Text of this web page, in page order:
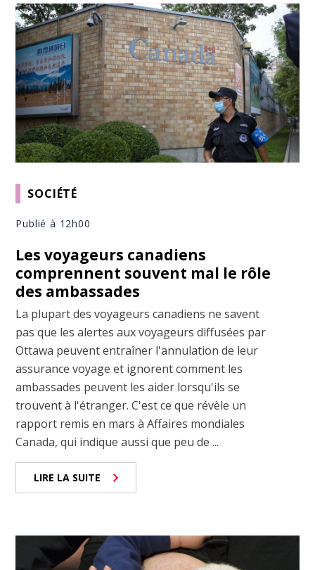
SOCIÉTÉ
Publié à 12h00
Les voyageurs canadiens
comprennent souvent mal le rôle
des ambassades
La plupart des voyageurs canadiens ne savent
pas que les alertes aux voyageurs diffusées par
Ottawa peuvent entraîner l'annulation de leur
assurance voyage et ignorent comment les
ambassades peuvent les aider lorsqu'ils se
trouvent à l'étranger. C'est ce que révèle un
rapport remis en mars à Affaires mondiales
Canada, qui indique aussi que peu de ...
LIRE LA SUITE